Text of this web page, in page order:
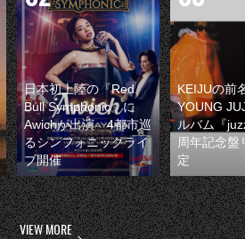
日本初上陸の『Red
Bull Symphonic』に
Awichが出演 4都市巡
るシンフォニックライ
ブ開催
KEIJUの前
YOUNG
ルバム『
周年記念盤
定
VIEW MORE